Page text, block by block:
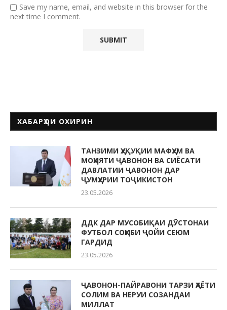
Save my name, email, and website in this browser for the
next time I comment.
ХАБАРҲОИ ОХИРИН
ТАНЗИМИ ҲУҚУҚИИ МАФҲУМ ВА
МОҲИЯТИ ҶАВОНОН ВА СИЁСАТИ
ДАВЛАТИИ ҶАВОНОН ДАР
ҶУМҲУРИИ ТОҶИКИСТОН
23.05.2026
ДДК ДАР МУСОБИҚАИ ДӮСТОНАИ
ФУТБОЛ СОҲИБИ ҶОЙИ СЕЮМ
ГАРДИД
23.05.2026
ҶАВОНОН-ПАЙРАВОНИ ТАРЗИ ҲАЁТИ
СОЛИМ ВА НЕРУИ СОЗАНДАИ
МИЛЛАТ